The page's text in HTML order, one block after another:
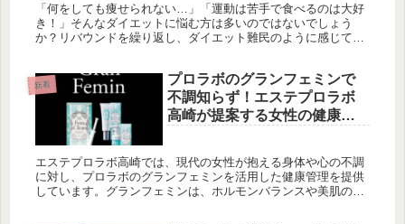
「何をしても痩せられない…」「運動は苦手で食べるのは大好
き！」そんなダイエットに悩む方は多いのではないでしょう
か？リバウンドを繰り返し、ダイエット難民のように感じてし
新着
プロラボのグランフェミンで
不調知らず！エステプロラボ
高崎が提案する女性の健康管
エステプロラボ高崎では、現代の女性が抱える身体や心の不調
に対し、プロラボのグランフェミンを活用した健康管理を提供
しています。グランフェミンは、ホルモンバランスや美肌のサ